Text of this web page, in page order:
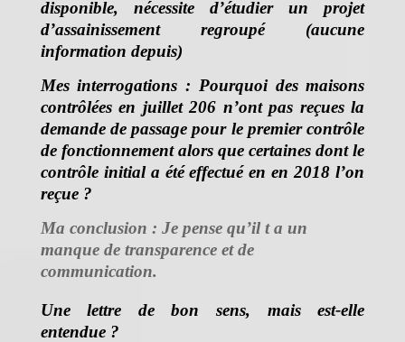
disponible, nécessite d’étudier un projet
d’assainissement regroupé (aucune
information depuis)
Mes interrogations : Pourquoi des maisons
contrôlées en juillet 206 n’ont pas reçues la
demande de passage pour le premier contrôle
de fonctionnement alors que certaines dont le
contrôle initial a été effectué en en 2018 l’on
reçue ?
Ma conclusion : Je pense qu’il t a un
manque de transparence et de
communication.
Une lettre de bon sens, mais est-elle
entendue ?